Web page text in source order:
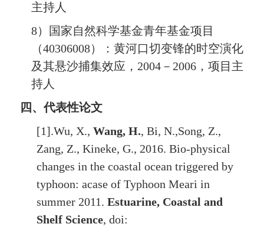
主持人
8）国家自然科学基金青年基金项目
（40306008）：黄河口切变锋的时空演化
及其悬沙捕集效应， 2004 － 2006 ，项目主
持人
四、代表性论文
[1].Wu, X.,Wang, H., Bi, N.,Song, Z.,
Zang, Z., Kineke, G., 2016. Bio-physical
changes in the coastal ocean triggered by
typhoon: acase of Typhoon Meari in
summer 2011.Estuarine, Coastal and
Shelf Science, doi: